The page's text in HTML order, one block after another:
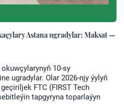
Astana ugradylar: Maksat —
10-sy
ugradylar. Olar 2026-njy ýylyň
FTC (FIRST Tech
tapgyryna toparlaýyn